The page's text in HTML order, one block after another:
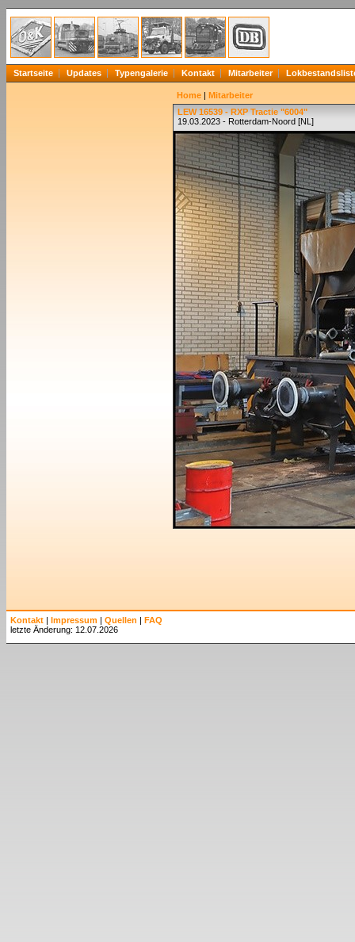
Startseite Updates Typengalerie Kontakt Mitarbeiter
Home | Mitarbeiter
LEW 16539 - RXP Tractie "6004"
19.03.2023 - Rotterdam-Noord [NL]
Kontakt | Impressum | Quellen | FAQ
letzte Änderung: 12.07.2026